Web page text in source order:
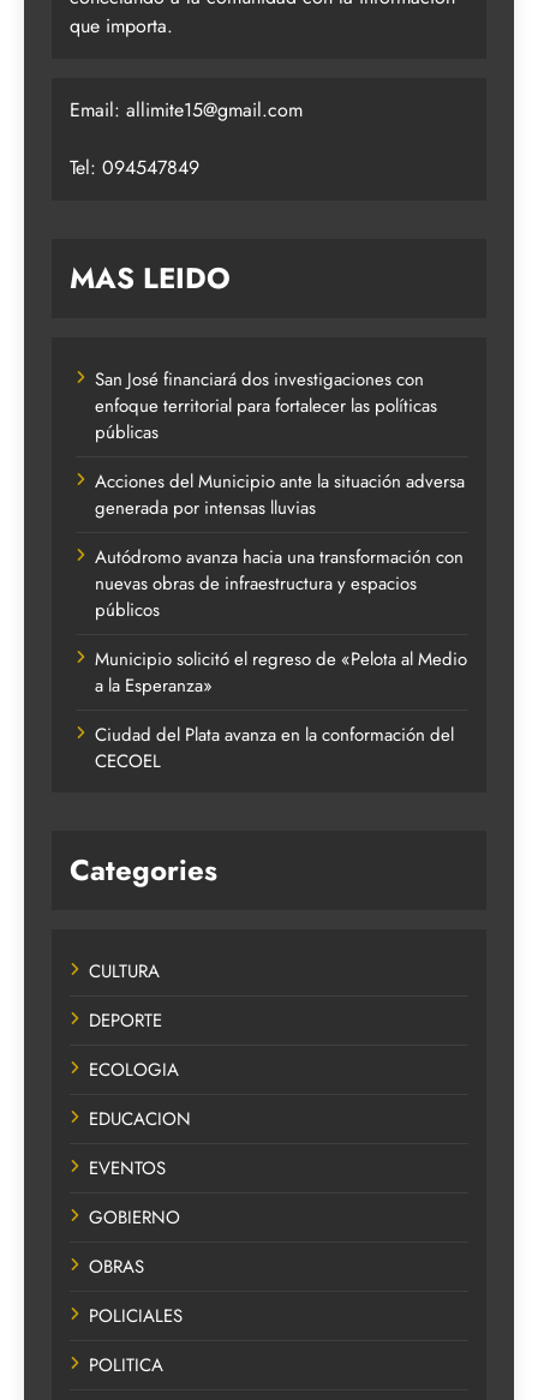
que importa.
Email: allimite15@gmail.com
Tel: 094547849
MAS LEIDO
San José financiará dos investigaciones con
enfoque territorial para fortalecer las políticas
públicas
Acciones del Municipio ante la situación adversa
generada por intensas lluvias
Autódromo avanza hacia una transformación con
nuevas obras de infraestructura y espacios
públicos
Municipio solicitó el regreso de «Pelota al Medio
a la Esperanza»
Ciudad del Plata avanza en la conformación del
CECOEL
Categories
CULTURA
DEPORTE
ECOLOGIA
EDUCACION
EVENTOS
GOBIERNO
OBRAS
POLICIALES
POLITICA